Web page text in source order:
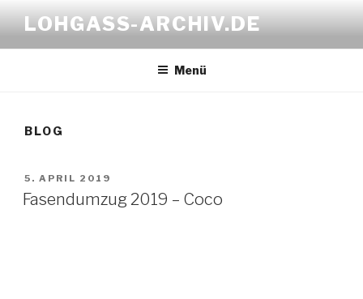
Inhalt
springen
LOHGASS-ARCHIV.DE
Menü
BLOG
VERÖFFENTLICHT
AM
5. APRIL 2019
Fasendumzug 2019 – Coco